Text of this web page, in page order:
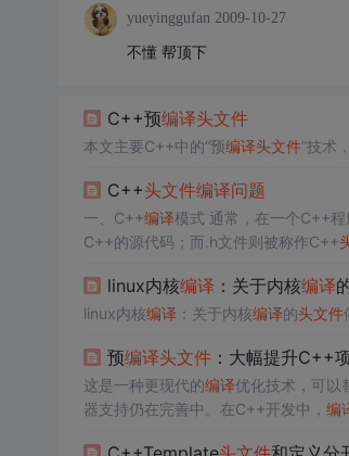
yueyinggufan 2009-10-27
不懂 帮顶下
C++预编译头文件
本文主要C++中的“预编译头文件”技术
C++头文件编译问题
一、C++编译模式 通常，在一个C++程序中，只包含两类文件——.cpp文件和.h文件。其中，.cpp文件被称作C++源文件，里面放的都是
C++的源代码；而.h文件则被称作C++
linux内核编译 ：关于内核编译
linux内核编译 ：关于内核编译的头文件
预编译头文件：大幅提升C++
这是一种更现代的编译优化技术，可以
器支持仍在完善中。在C++开发中， 编